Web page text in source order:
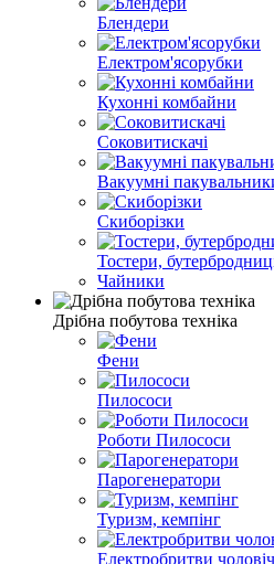
Блендери
Електром'ясорубки
Кухонні комбайни
Соковитискачі
Вакуумні
Скиборізки
Тостери,
Чайники
Дрібна побутова техніка
Фени
Пилососи
Роботи Пилососи
Парогенератори
Туризм, кемпінг
Електробритви